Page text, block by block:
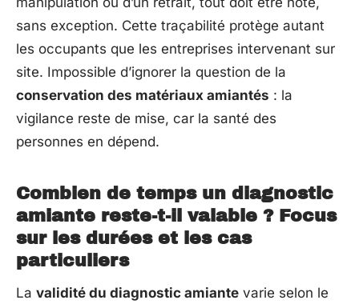
sans exception. Cette traçabilité protège autant
les occupants que les entreprises intervenant sur
site. Impossible d’ignorer la question de la
conservation des matériaux amiantés : la
vigilance reste de mise, car la santé des
personnes en dépend.
Combien de temps un diagnostic
amiante reste-t-il valable ? Focus
sur les durées et les cas
particuliers
La validité du diagnostic amiante varie selon le